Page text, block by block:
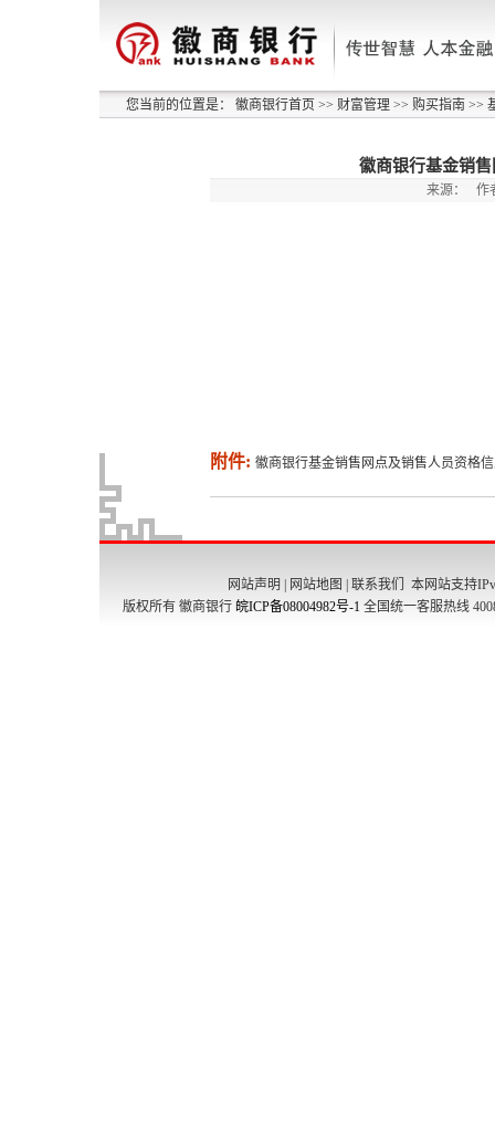
您当前的位置是： 徽商银行首页 >> 财富管理 >> 购买指南 >>
徽商银行基金销
来源： 作
附件: 徽商银行基金销售网点及销售人员资格
网站声明 网站地图 联系我们
本网站支持
版权所有 徽商银行 皖ICP备08004982号-1 全国统一客服热线